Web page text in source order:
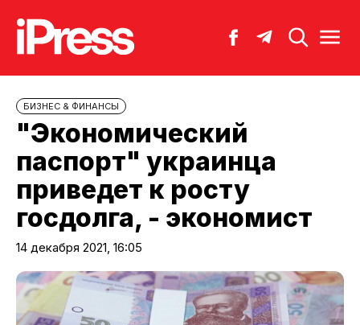
БИЗНЕС & ФИНАНСЫ
"Экономический
паспорт" украинца
приведет к росту
госдолга, - экономист
14 декабря 2021, 16:05